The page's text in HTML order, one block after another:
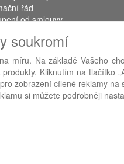
řád
od smlouvy
ABRA eShop- nejlepší
soukromí
míru. Na základě Vašeho
Kliknutím na tlačítko
zobrazení cílené reklamy
si můžete podrobněji